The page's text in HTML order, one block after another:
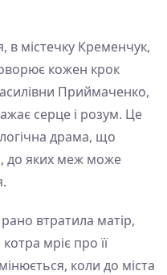
в містечку Кременчук,
кожен крок
Приймаченко,
серце і розум. Це
драма, що
до яких меж може
втратила матір,
мріє про її
коли до міста